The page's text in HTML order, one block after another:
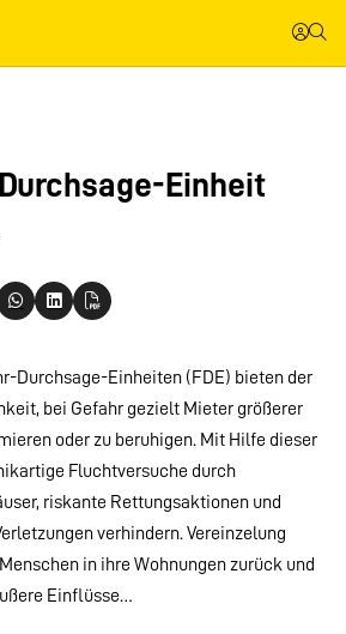
Einheit
Durchsage-Einheiten (FDE) bieten der
bei Gefahr gezielt Mieter größerer
oder zu beruhigen. Mit Hilfe dieser
Fluchtversuche durch
riskante Rettungsaktionen und
verhindern. Vereinzelung
in ihre Wohnungen zurück und
Einflüsse…